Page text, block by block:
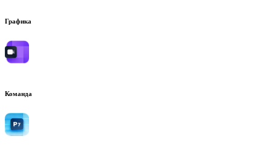
Графика
Команда